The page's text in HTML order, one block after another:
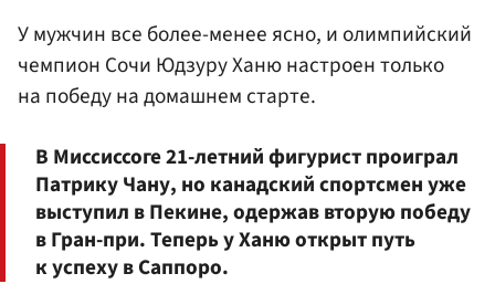
У мужчин все более-менее ясно, и олимпийский
чемпион Сочи Юдзуру Ханю настроен только
на победу на домашнем старте.
В Миссиссоге 21-летний фигурист проиграл
Патрику Чану, но канадский спортсмен уже
выступил в Пекине, одержав вторую победу
в Гран-при. Теперь у Ханю открыт путь
к успеху в Саппоро.